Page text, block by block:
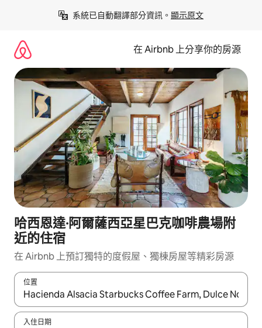
系統已自動翻譯部分資訊。 顯示原文
在 Airbnb 上分享你的房源
哈西恩達·阿爾薩西亞星巴克咖啡農場附
近的住宿
在 Airbnb 上預訂獨特的度假屋、獨棟房屋等精彩房源
位置
如有搜尋結果，瀏覽內容時請使用上下箭頭，或輕點、滑動裝置。
入住日期